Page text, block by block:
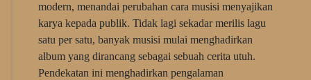
modern, menandai perubahan cara musisi menyajikan
karya kepada publik. Tidak lagi sekadar merilis lagu
satu per satu, banyak musisi mulai menghadirkan
album yang dirancang sebagai sebuah cerita utuh.
Pendekatan ini menghadirkan pengalaman